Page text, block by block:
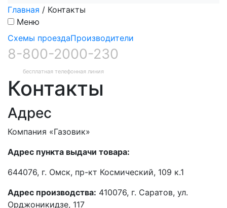
Главная / Контакты
Меню
Схемы проездаПроизводители
8-800-2000-230
бесплатная телефонная линия
Контакты
Адрес
Компания «Газовик»
Адрес пункта выдачи товара:
644076, г. Омск, пр-кт Космический, 109 к.1
Адрес производства: 410076, г. Саратов, ул.
Орджоникидзе, 117